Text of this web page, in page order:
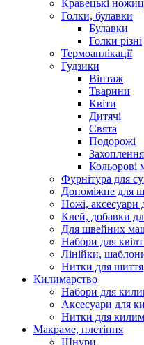
Кравецькі
Голки, булавки
Булавки
Голки різні
Термоаплікації
Гудзики
Вінтаж
Тварини
Квіти
Дитячі
Свята
Подорожі
Захоплення
Кольорові
Фурнітура для
Допоміжне для
Ножі, аксесуари
Клей, добавки
Для швейних
Набори для
Лінійки,
Нитки для шиття
Килимарство
Набори для
Аксесуари для
Нитки для
Макраме, плетіння
Шнури